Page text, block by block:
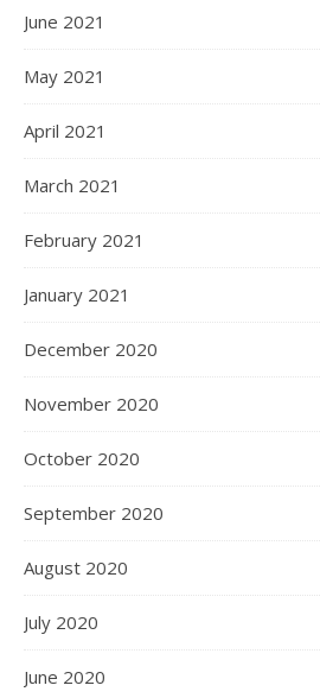
June 2021
May 2021
April 2021
March 2021
February 2021
January 2021
December 2020
November 2020
October 2020
September 2020
August 2020
July 2020
June 2020